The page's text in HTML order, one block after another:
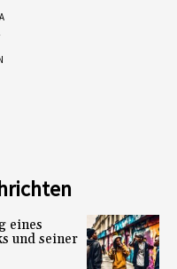
eines
und seiner